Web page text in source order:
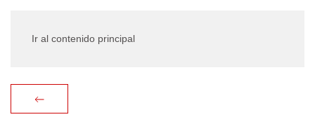
Ir al contenido principal